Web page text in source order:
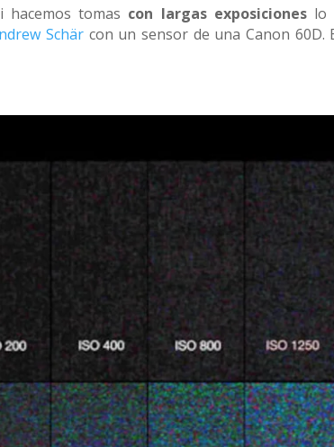
hacemos tomas con largas exposicioneslo
Schär con un sensor de una Canon